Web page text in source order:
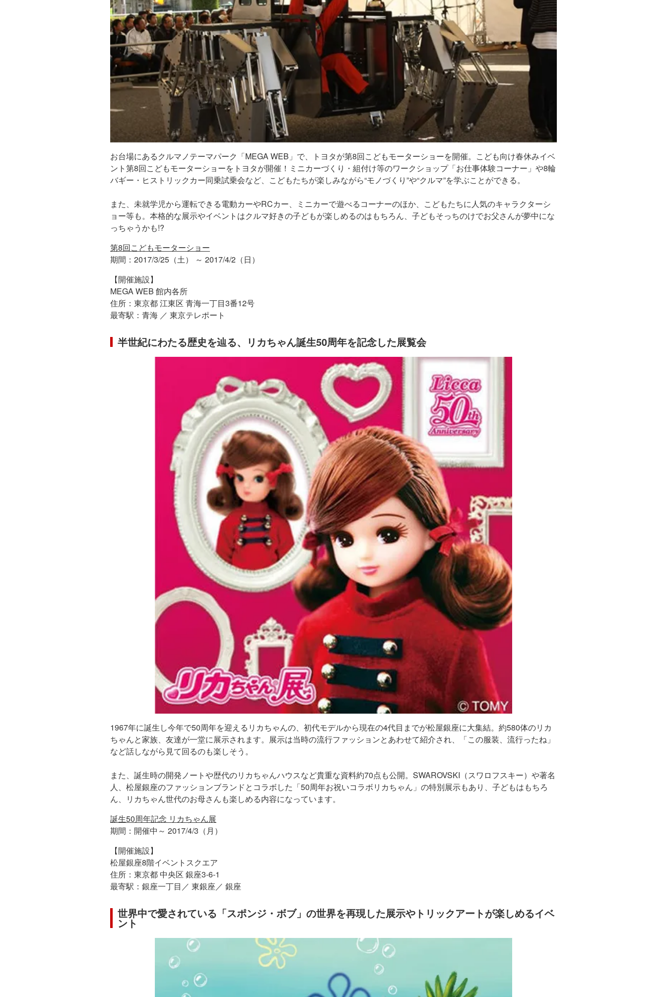
お台場にあるクルマノテーマパーク「MEGA WEB」で、トヨタが第8回こどもモーターショーを開催。こども向け春休みイベ
ント第8回こどもモーターショーをトヨタが開催！ミニカーづくり・組付け等のワークショップ「お仕事体験コーナー」や8輪
バギー・ヒストリックカー同乗試乗会など、こどもたちが楽しみながら“モノづくり”や“クルマ”を学ぶことができる。
また、未就学児から運転できる電動カーやRCカー、ミニカーで遊べるコーナーのほか、こどもたちに人気のキャラクターシ
ョー等も。本格的な展示やイベントはクルマ好きの子どもが楽しめるのはもちろん、子どもそっちのけでお父さんが夢中にな
っちゃうかも!?
第8回こどもモーターショー
期間：2017/3/25（土） ～ 2017/4/2（日）
【開催施設】
MEGA WEB 館内各所
住所：東京都 江東区 青海一丁目3番12号
最寄駅：青海 ／ 東京テレポート
半世紀にわたる歴史を辿る、リカちゃん誕生50周年を記念した展覧会
1967年に誕生し今年で50周年を迎えるリカちゃんの、初代モデルから現在の4代目までが松屋銀座に大集結。約580体のリカ
ちゃんと家族、友達が一堂に展示されます。展示は当時の流行ファッションとあわせて紹介され、「この服装、流行ったね」
など話しながら見て回るのも楽しそう。
また、誕生時の開発ノートや歴代のリカちゃんハウスなど貴重な資料約70点も公開。SWAROVSKI（スワロフスキー）や著名
人、松屋銀座のファッションブランドとコラボした「50周年お祝いコラボリカちゃん」の特別展示もあり、子どもはもちろ
ん、リカちゃん世代のお母さんも楽しめる内容になっています。
誕生50周年記念 リカちゃん展
期間：開催中～ 2017/4/3（月）
【開催施設】
松屋銀座8階イベントスクエア
住所：東京都 中央区 銀座3-6-1
最寄駅：銀座一丁目／ 東銀座／ 銀座
世界中で愛されている「スポンジ・ボブ」の世界を再現した展示やトリックアートが楽しめるイベ
ント